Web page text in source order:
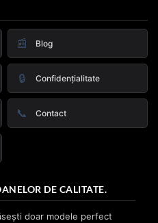
📰 Blog
🔒 Confidențialitate
📞 Contact
DE CALITATE.
doar modele perfect